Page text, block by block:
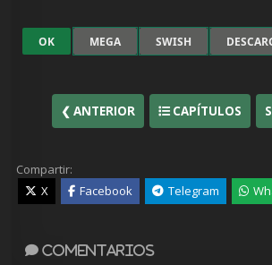
OK MEGA SWISH
❮ ANTERIOR CAPÍTULOS
Compartir:
X
Facebook Telegram
Comentarios